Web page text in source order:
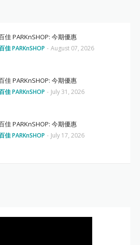
佳 PARKnSHOP: 今期優惠
佳 PARKnSHOP - August 07, 2026
佳 PARKnSHOP: 今期優惠
佳 PARKnSHOP - July 31, 2026
佳 PARKnSHOP: 今期優惠
佳 PARKnSHOP - July 17, 2026